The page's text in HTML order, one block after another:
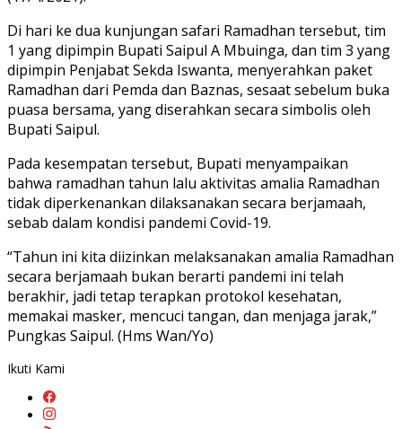
Di hari ke dua kunjungan safari Ramadhan tersebut, tim
1 yang dipimpin Bupati Saipul A Mbuinga, dan tim 3 yang
dipimpin Penjabat Sekda Iswanta, menyerahkan paket
Ramadhan dari Pemda dan Baznas, sesaat sebelum buka
puasa bersama, yang diserahkan secara simbolis oleh
Bupati Saipul.
Pada kesempatan tersebut, Bupati menyampaikan
bahwa ramadhan tahun lalu aktivitas amalia Ramadhan
tidak diperkenankan dilaksanakan secara berjamaah,
sebab dalam kondisi pandemi Covid-19.
“Tahun ini kita diizinkan melaksanakan amalia Ramadhan
secara berjamaah bukan berarti pandemi ini telah
berakhir, jadi tetap terapkan protokol kesehatan,
memakai masker, mencuci tangan, dan menjaga jarak,”
Pungkas Saipul. (Hms Wan/Yo)
Ikuti Kami